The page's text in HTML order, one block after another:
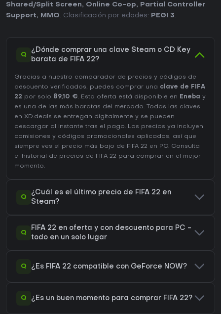
Shared/Split Screen, Online Co-op,
Partial Controller
Support, MMO. Clasificación por edades: PEGI 3.
Q
¿Dónde comprar una clave Steam o CD Key
barata de FIFA 22?
Gracias a nuestro comparador de precios y códigos de
descuento verificados, puedes comprar una clave de FIFA
22 por solo 89,10 €. Esta oferta está disponible en Eneba y
es una de las más baratas del mercado. Todas las claves
en XD.deals se entregan digitalmente y se pueden
descargar al instante tras el pago. Los precios ya incluyen
comisiones y códigos promocionales aplicados, así que
siempre ves el precio más bajo de FIFA 22 en PC. Consulta
el
historial de precios de FIFA 22 para comprar en el mejor
momento.
Q
¿Cuál es el último precio de FIFA 22 en
Steam?
Q
FIFA 22 en oferta y con descuento para PC -
todo en un solo lugar
Q ¿Es FIFA 22 compatible con GeForce NOW?
Q ¿Es un buen momento para comprar FIFA 22?